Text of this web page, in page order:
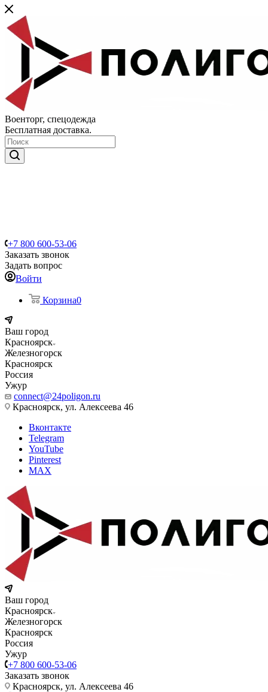
Военторг, спецодежда
Бесплатная доставка.
+7 800 600-53-06
Заказать звонок
Задать вопрос
Войти
Корзина0
Ваш город
Красноярск
Железногорск
Красноярск
Россия
Ужур
connect@24poligon.ru
Красноярск, ул. Алексеева 46
Вконтакте
Telegram
YouTube
Pinterest
MAX
Ваш город
Красноярск
Железногорск
Красноярск
Россия
Ужур
+7 800 600-53-06
Заказать звонок
Красноярск, ул. Алексеева 46